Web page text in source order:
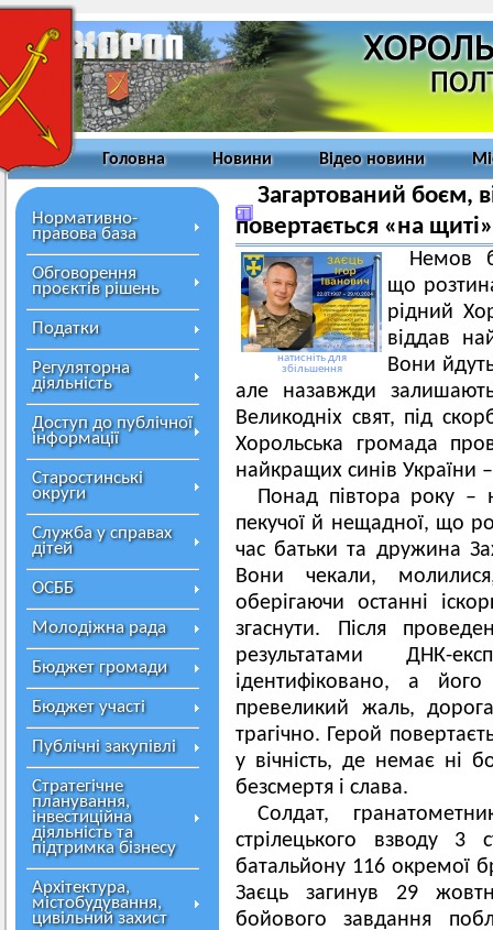
Головна Новини Відео новини
Нормативно-
правова база
Обговорення
проєктів рішень
Податки
Регуляторна
діяльність
Доступ до публічної
інформації
Старостинські
округи
Служба у справах
дітей
ОСББ
Молодіжна рада
Бюджет громади
Бюджет участі
Публічні закупівлі
Стратегічне
планування,
інвестиційна
діяльність та
підтримка бізнесу
Архітектура,
містобудування,
цивільний захист
Загартований боєм,
повертається «на
натисніть для
збільшення
Немов
що
рідний
віддав
Вони
але назавжди
Великодніх свят, під
Хорольська громада
найкращих синів України
Понад півтора року –
пекучої й нещадної, що
час батьки та дружина
Вони чекали,
оберігаючи останні
згаснути. Після
результатами ДНК-
ідентифіковано, а
превеликий жаль,
трагічно. Герой
у вічність, де немає ні
безсмертя і слава.
Солдат,
стрілецького взводу 3
батальйону 116 окремої
Заєць загинув 29
бойового завдання